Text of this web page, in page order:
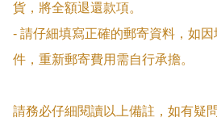
貨，將全額退還款項。
- 請仔細填寫正確的郵寄資料，如
件，重新郵寄費用需自行承擔。
請務必仔細閱讀以上備註，如有疑